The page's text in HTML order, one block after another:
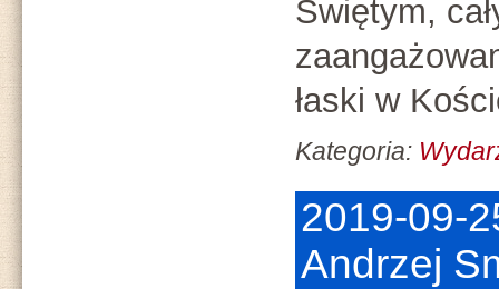
Świętym,
łaski w
Kategoria:
2019-09-
Andrzej